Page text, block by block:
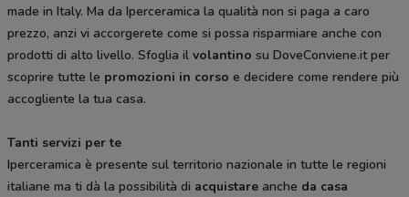
made in Italy. Ma da Iperceramica la qualità non si paga a caro
prezzo, anzi vi accorgerete come si possa risparmiare anche con
prodotti di alto livello. Sfoglia il volantino su DoveConviene.it per
scoprire tutte le promozioni in corso e decidere come rendere più
accogliente la tua casa.
Tanti servizi per te
Iperceramica è presente sul territorio nazionale in tutte le regioni
italiane ma ti dà la possibilità di acquistare anche da casa